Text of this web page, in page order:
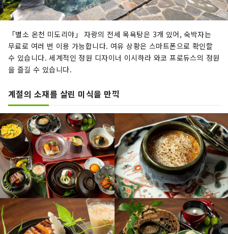
「별소 온천 미도리야」 자랑의 전세 목욕탕은 3개 있어, 숙박자는
무료로 여러 번 이용 가능합니다. 여유 상황은 스마트폰으로 확인할
수 있습니다. 세계적인 정원 디자이너 이시하라 와코 프로듀스의 정원
을 즐길 수 있습니다.
계절의 소재를 살린 미식을 만끽